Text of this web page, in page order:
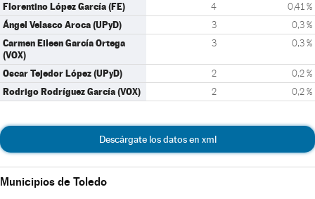
Florentino López García (FE) 4 0,41 %
Ángel Velasco Aroca (UPyD) 3 0,3 %
Carmen Eileen García Ortega
(VOX)
3 0,3 %
Oscar Tejedor López (UPyD) 2 0,2 %
Rodrigo Rodríguez García (VOX) 2 0,2 %
Descárgate los datos en xml
Municipios de Toledo